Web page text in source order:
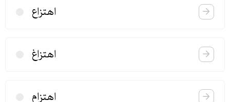
اهتزاع
اهتزاغ
اهتزام